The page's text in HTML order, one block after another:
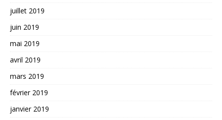
juillet 2019
juin 2019
mai 2019
avril 2019
mars 2019
février 2019
janvier 2019